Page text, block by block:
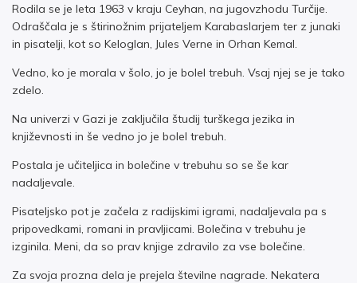
Rodila se je leta 1963 v kraju Ceyhan, na jugovzhodu Turčije.
Odraščala je s štirinožnim prijateljem Karabaslarjem ter z junaki
in pisatelji, kot so Keloglan, Jules Verne in Orhan Kemal.
Vedno, ko je morala v šolo, jo je bolel trebuh. Vsaj njej se je tako
zdelo.
Na univerzi v Gazi je zaključila študij turškega jezika in
književnosti in še vedno jo je bolel trebuh.
Postala je učiteljica in bolečine v trebuhu so se še kar
nadaljevale.
Pisateljsko pot je začela z radijskimi igrami, nadaljevala pa s
pripovedkami, romani in pravljicami. Bolečina v trebuhu je
izginila. Meni, da so prav knjige zdravilo za vse bolečine.
Za svoja prozna dela je prejela številne nagrade. Nekatera